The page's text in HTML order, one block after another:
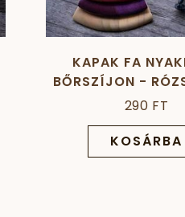
KAPAK FA
BŐRSZÍJON -
LILA-KRÉM
290 FT
KOSÁRBA